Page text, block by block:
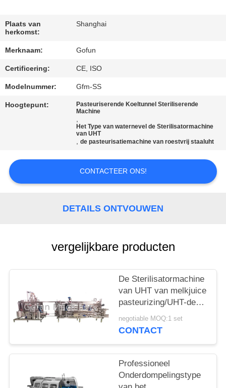
CONTACTEER
ONS
VERZOEK
SITEMAP
PRIVACYBELEID
Plaats van
herkomst:
Shanghai
Merknaam: Gofun
Certificering: CE, ISO
Modelnummer: Gfm-SS
Hoogtepunt:
Pasteuriserende Koeltunnel Steriliserende
Machine
,
Het Type van waternevel de Sterilisatormachine
van UHT
,de pasteurisatiemachine van roestvrij staaluht
CONTACTEER ONS!
DETAILS ONTVOUWEN
vergelijkbare producten
De Sterilisatormachine
van UHT van melkjuice
pasteurizing/UHT-de
Installatie van de
Melkverwerking
negotiable MOQ:1 set
CONTACT
Professioneel
Onderdompelingstype